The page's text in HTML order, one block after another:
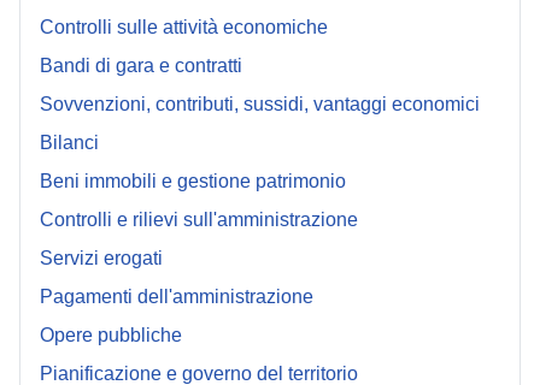
Controlli sulle attività economiche
Bandi di gara e contratti
Sovvenzioni, contributi, sussidi, vantaggi economici
Bilanci
Beni immobili e gestione patrimonio
Controlli e rilievi sull'amministrazione
Servizi erogati
Pagamenti dell'amministrazione
Opere pubbliche
Pianificazione e governo del territorio